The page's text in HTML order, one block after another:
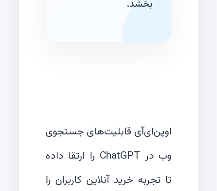
بخشد.
اوپن‌ای‌آی قابلیت‌های جستجوی
وب در ChatGPT را ارتقا داده
تا تجربه خرید آنلاین کاربران را